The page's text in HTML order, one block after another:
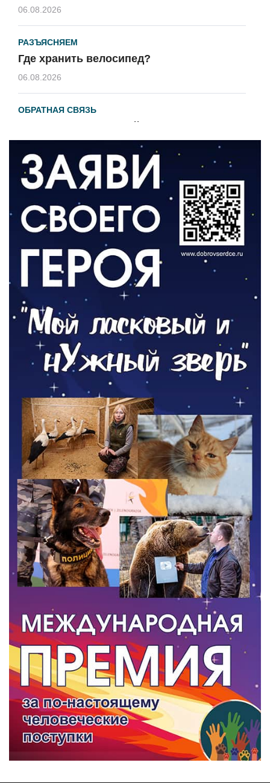
06.08.2026
РАЗЪЯСНЯЕМ
Где хранить велосипед?
06.08.2026
ОБРАТНАЯ СВЯЗЬ
Администрация онлайн
ВЛАСТЬ
День памяти и «Симфония народов»
06.08.2026
Новый настил на экотропе
05.08.2026